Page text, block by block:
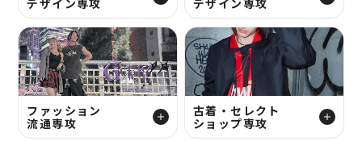
デザイン専攻
デザイン専攻
ファッション
流通専攻
古着・セレクト
ショップ専攻